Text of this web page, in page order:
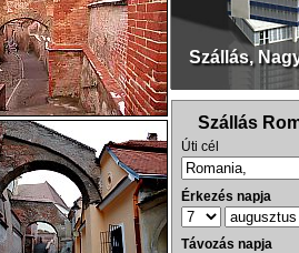
Szállás,